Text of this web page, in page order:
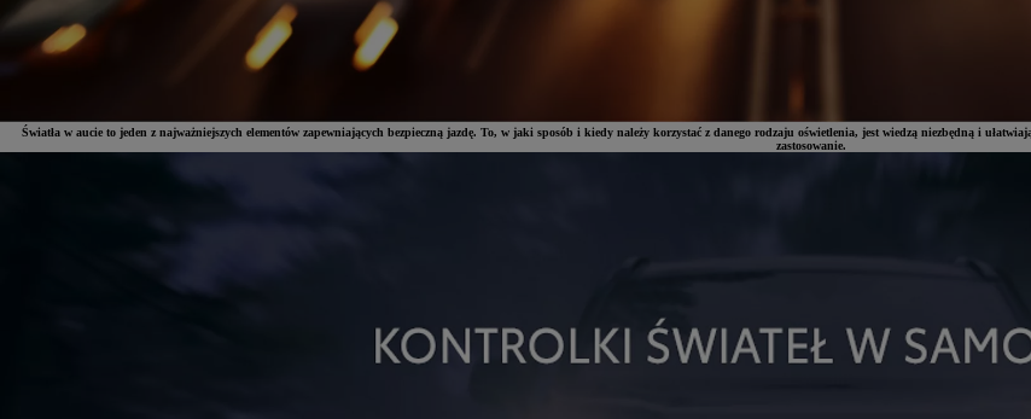
Światła w aucie to jeden z najważniejszych elementów zapewniających bezpieczną jazdę. To, w jaki sposób i kiedy należy korzystać z danego rodzaju oświetlenia, jest wiedzą niezbędną i
zastosowanie.